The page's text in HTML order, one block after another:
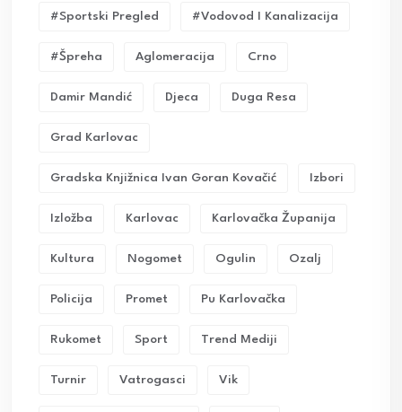
#sportski Pregled #vodovod I Kanalizacija
#Špreha Aglomeracija Crno
Damir Mandić Djeca Duga Resa
Grad Karlovac
Gradska Knjižnica Ivan Goran Kovačić Izbori
Izložba Karlovac Karlovačka Županija
Kultura Nogomet Ogulin Ozalj
Policija Promet Pu Karlovačka
Rukomet Sport Trend Mediji
Turnir Vatrogasci Vik